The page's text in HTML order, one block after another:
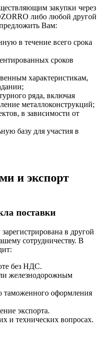
закупки через
либо любой другой
Вам:
в течение всего срока
сроков
характеристикам,
ряда, включая
металлоконструкций;
в зависимости от
базу для участия в
и экспорт
поставки
в другой
сотрудничеству. В
без НДС.
железнодорожным
таможенного оформления
экспорта.
и технических вопросах.